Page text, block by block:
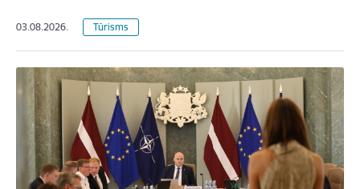
03.08.2026. Tūrisms